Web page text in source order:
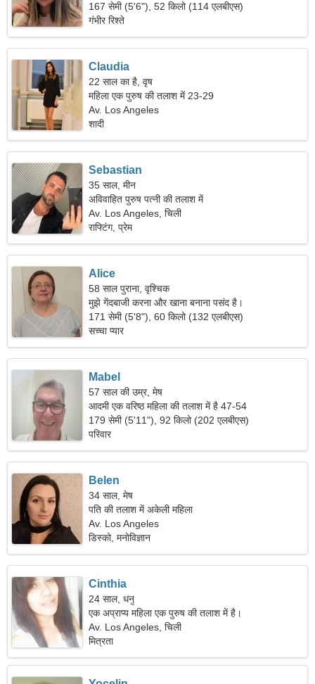
167 सेमी (5'6"), 52 किलो (114 एलबीएस)
गंभीर रिश्ते
Claudia
22 साल का है, वृष
महिला एक पुरुष की तलाश में 23-29
Av. Los Angeles
शादी
Sebastian
35 साल, मीन
अविवाहित पुरुष पत्नी की तलाश में
Av. Los Angeles, चिली
राफ्टिंग, प्रेम
Alice
58 साल पुराना, वृश्चिक
मुझे गेंदबाजी करना और खाना बनाना पसंद है।
171 सेमी (5'8"), 60 किलो (132 एलबीएस)
सच्चा प्यार
Mabel
57 साल की उम्र, मेष
आदमी एक वरिष्ठ महिला की तलाश में है 47-54
179 सेमी (5'11"), 92 किलो (202 एलबीएस)
परिवार
Belen
34 साल, मेष
पति की तलाश में अकेली महिला
Av. Los Angeles
डिस्को, मनोविज्ञान
Cinthia
24 साल, धनु
एक अप्राप्य महिला एक पुरुष की तलाश में है।
Av. Los Angeles, चिली
मित्रता